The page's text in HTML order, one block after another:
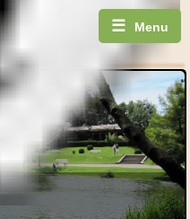
☰ Menu